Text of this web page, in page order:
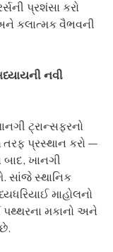
પ્રશંસા કરો
કલાત્મક વૈભવની
નવી
ટ્રાન્સફરનો
પ્રસ્થાન કરો —
ખાનગી
સાંજે સ્થાનિક
માહોલનો
પથ્થરના મકાનો અને